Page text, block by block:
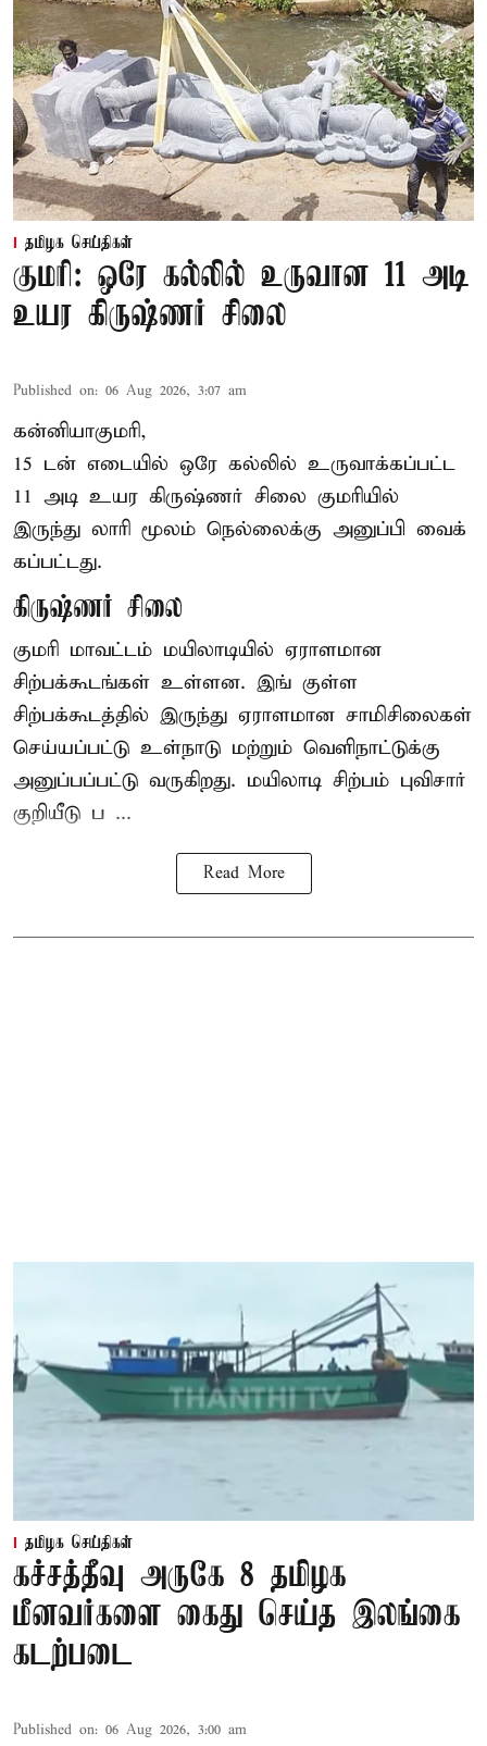
தமிழக செய்திகள்
குமரி: ஒரே கல்லில் உருவான 11 அடி
உயர கிருஷ்ணர் சிலை
Published on: 06 Aug 2026, 3:07 am
கன்னியாகுமரி,
15 டன் எடையில் ஒரே கல்லில் உருவாக்கப்பட்ட
11 அடி உயர கிருஷ்ணர் சிலை குமரியில்
இருந்து லாரி மூலம் நெல்லைக்கு அனுப்பி வைக்
கப்பட்டது.
கிருஷ்ணர் சிலை
குமரி மாவட்டம் மயிலாடியில் ஏராளமான
சிற்பக்கூடங்கள் உள்ளன. இங் குள்ள
சிற்பக்கூடத்தில் இருந்து ஏராளமான சாமிசிலைகள்
செய்யப்பட்டு உள்நாடு மற்றும் வெளிநாட்டுக்கு
அனுப்பப்பட்டு வருகிறது. மயிலாடி சிற்பம் புவிசார்
குறியீடு ப ...
Read More
தமிழக செய்திகள்
கச்சத்தீவு அருகே 8 தமிழக
மீனவர்களை கைது செய்த இலங்கை
கடற்படை
Published on: 06 Aug 2026, 3:00 am